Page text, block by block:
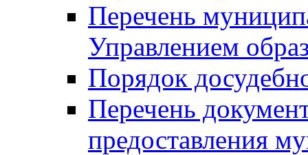
Перечень
Управлением
Порядок
Перечень
предоставления